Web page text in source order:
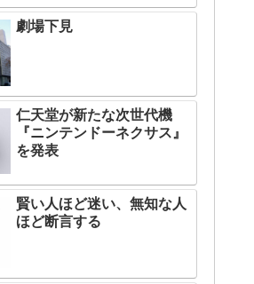
劇場下見
仁天堂が新たな次世代機
『ニンテンドーネクサス』
を発表
賢い人ほど迷い、無知な人
ほど断言する